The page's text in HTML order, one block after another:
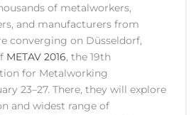
of metalworkers,
and manufacturers from
converging on Düsseldorf,
METAV 2016, the 19th
for Metalworking
23–27. There, they will explore
and widest range of